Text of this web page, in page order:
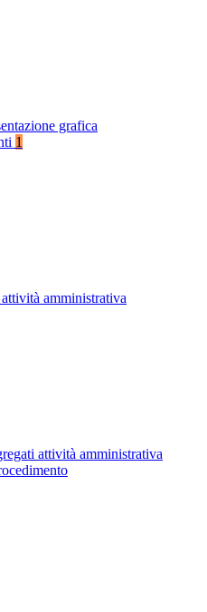
grafica
1
amministrativa
attività amministrativa